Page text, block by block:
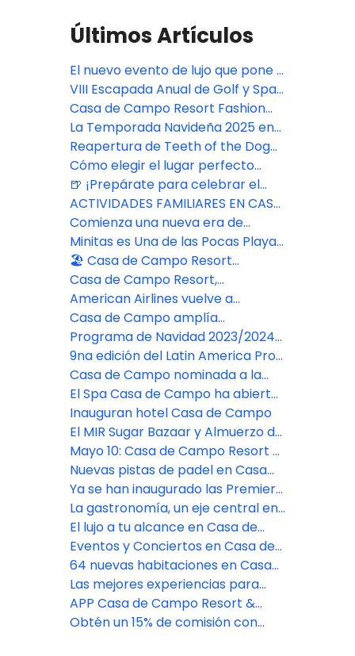
Últimos Artículos
El nuevo evento de lujo que pone a
República Dominicana en el mapa
de la moda - Casa de Campo
Fashion Week
VIII Escapada Anual de Golf y Spa
para Parejas en Casa de Campo
Resort
Casa de Campo Resort Fashion
Week
La Temporada Navideña 2025 en
Casa de Campo Resort ofreció
tradiciones clásicas y experiencias
familiares
Reapertura de Teeth of the Dog
en Casa de Campo Resort
Cómo elegir el lugar perfecto
para una boda en Casa de Campo
Resort & Villas® Resort
🍺 ¡Prepárate para celebrar el
Oktoberfest Chavón!
ACTIVIDADES FAMILIARES EN CASA
DE CAMPO RESORT
Comienza una nueva era de
belleza consciente en The Spa
Casa de Campo Resort
Minitas es Una de las Pocas Playas
Libres de Algas en el Caribe
🏖️ Casa de Campo Resort
presenta su nuevo espacio
familiar en Playa Minitas
Casa de Campo Resort,
destacado como un resort
"Imprescindible" en el 2025
American Airlines vuelve a
conectar Miami y La Romana con
un vuelo diario
Casa de Campo amplía
instalaciones con dos nuevas
canchas de pádel
Programa de Navidad 2023/2024
en Casa de Campo Resort
9na edición del Latin America Pro-
Am listo para llevarse a cabo en
Casa de Campo
Casa de Campo nominada a la
mejor marca de hoteles de lujo
El Spa Casa de Campo ha abierto
sus puertas
Inauguran hotel Casa de Campo
El MIR Sugar Bazaar y Almuerzo de
Dama 2023
Mayo 10: Casa de Campo Resort &
Villas: El destino de bienestar de
lujo
Nuevas pistas de padel en Casa
de Campo Resort
Ya se han inaugurado las Premier
Suites en Casa de Campo Resort
La gastronomía, un eje central en
Casa de Campo Resort
El lujo a tu alcance en Casa de
Campo Resort
Eventos y Conciertos en Casa de
Campo Resort & Villas
64 nuevas habitaciones en Casa
de Campo Resort & Villas
Las mejores experiencias para
grupos en el Caribe
APP Casa de Campo Resort &
Villas
Obtén un 15% de comisión con